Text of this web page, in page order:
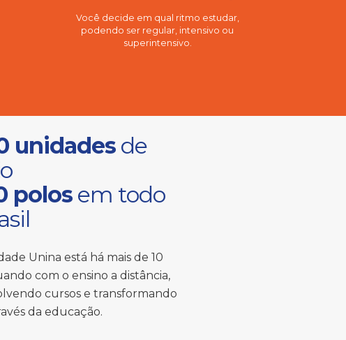
Você decide em qual ritmo estudar,
podendo ser regular, intensivo ou
superintensivo.
unidadesde
polosem todo
Unina está há mais de 10
com o ensino a distância,
cursos e transformando
da educação.